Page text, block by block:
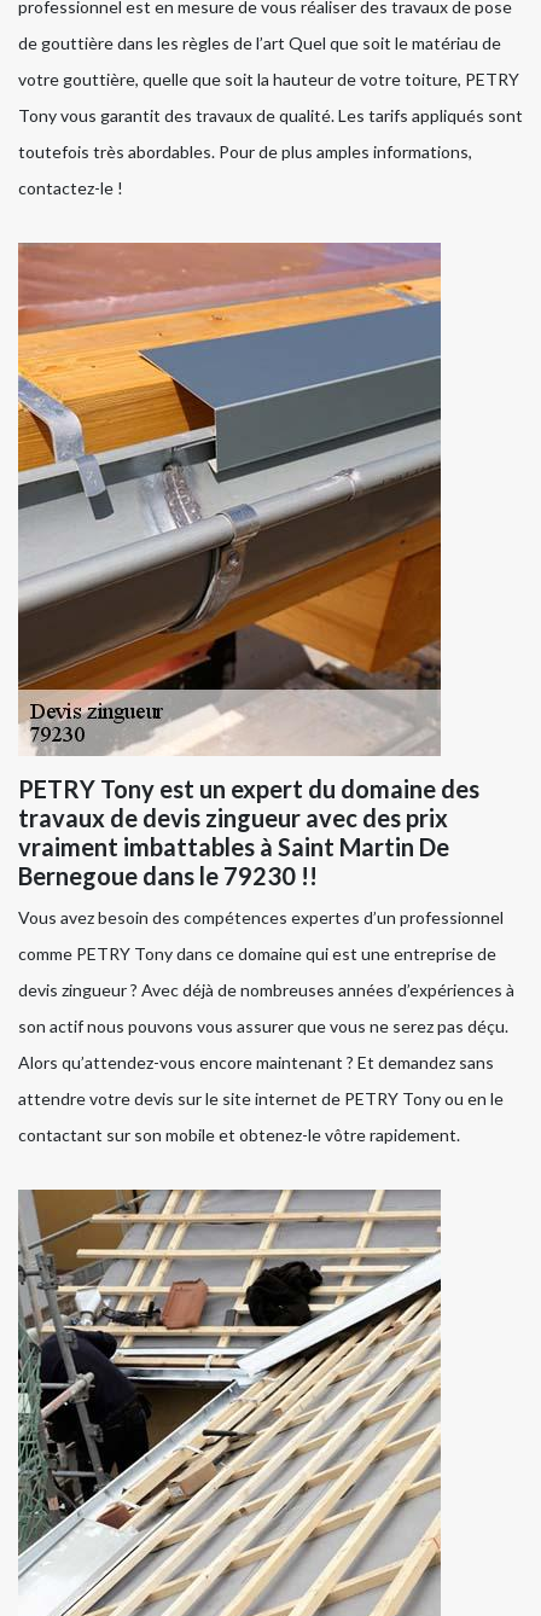
professionnel est en mesure de vous réaliser des travaux de pose
de gouttière dans les règles de l’art Quel que soit le matériau de
votre gouttière, quelle que soit la hauteur de votre toiture, PETRY
Tony vous garantit des travaux de qualité. Les tarifs appliqués sont
toutefois très abordables. Pour de plus amples informations,
contactez-le !
PETRY Tony est un expert du domaine des
travaux de devis zingueur avec des prix
vraiment imbattables à Saint Martin De
Bernegoue dans le 79230 !!
Vous avez besoin des compétences expertes d’un professionnel
comme PETRY Tony dans ce domaine qui est une entreprise de
devis zingueur ? Avec déjà de nombreuses années d’expériences à
son actif nous pouvons vous assurer que vous ne serez pas déçu.
Alors qu’attendez-vous encore maintenant ? Et demandez sans
attendre votre devis sur le site internet de PETRY Tony ou en le
contactant sur son mobile et obtenez-le vôtre rapidement.